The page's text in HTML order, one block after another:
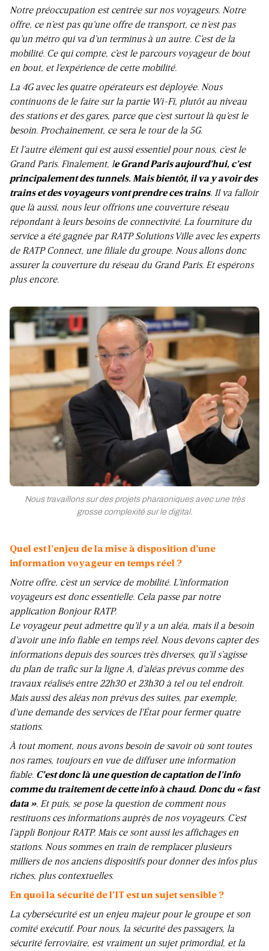
Notre préoccupation est centrée sur nos voyageurs. Notre
offre, ce n’est pas qu’une offre de transport, ce n’est pas
qu’un métro qui va d’un terminus à un autre. C’est de la
mobilité. Ce qui compte, c’est le parcours voyageur de bout
en bout, et l’expérience de cette mobilité.
La 4G avec les quatre opérateurs est déployée. Nous
continuons de le faire sur la partie Wi-Fi, plutôt au niveau
des stations et des gares, parce que c’est surtout là qu’est le
besoin. Prochainement, ce sera le tour de la 5G.
Et l’autre élément qui est aussi essentiel pour nous, c’est le
Grand Paris. Finalement, le Grand Paris aujourd’hui, c’est
principalement des tunnels. Mais bientôt, il va y avoir des
trains et des voyageurs vont prendre ces trains. Il va falloir
que là aussi, nous leur offrions une couverture réseau
répondant à leurs besoins de connectivité. La fourniture du
service a été gagnée par RATP Solutions Ville avec les experts
de RATP Connect, une filiale du groupe. Nous allons donc
assurer la couverture du réseau du Grand Paris. Et espérons
plus encore.
Nous travaillons sur des projets pharaoniques avec une très
grosse complexité sur le digital.
Quel est l’enjeu de la mise à disposition d’une
information voyageur en temps réel ?
Notre offre, c’est un service de mobilité. L’information
voyageurs est donc essentielle. Cela passe par notre
application Bonjour RATP.
Le voyageur peut admettre qu’il y a un aléa, mais il a besoin
d’avoir une info fiable en temps réel. Nous devons capter des
informations depuis des sources très diverses, qu’il s’agisse
du plan de trafic sur la ligne A, d’aléas prévus comme des
travaux réalisés entre 22h30 et 23h30 à tel ou tel endroit.
Mais aussi des aléas non prévus des suites, par exemple,
d’une demande des services de l’État pour fermer quatre
stations.
À tout moment, nous avons besoin de savoir où sont toutes
nos rames, toujours en vue de diffuser une information
fiable. C’est donc là une question de captation de l’info
comme du traitement de cette info à chaud. Donc du « fast
data ». Et puis, se pose la question de comment nous
restituons ces informations auprès de nos voyageurs. C’est
l’appli Bonjour RATP. Mais ce sont aussi les affichages en
stations. Nous sommes en train de remplacer plusieurs
milliers de nos anciens dispositifs pour donner des infos plus
riches, plus contextuelles.
En quoi la sécurité de l’IT est un sujet sensible ?
La cybersécurité est un enjeu majeur pour le groupe et son
comité exécutif. Pour nous, la sécurité des passagers, la
sécurité ferroviaire, est vraiment un sujet primordial, et la